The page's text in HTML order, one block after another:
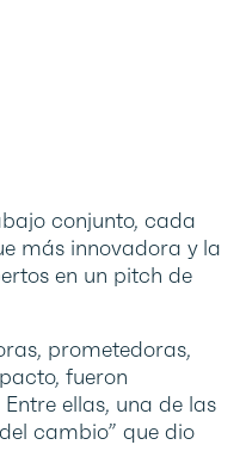
conjunto, cada
más innovadora y la
en un pitch de
prometedoras,
fueron
ellas, una de las
cambio” que dio